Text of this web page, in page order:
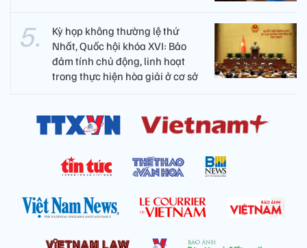
Kỳ họp không thường lệ thứ
Nhất, Quốc hội khóa XVI: Bảo
đảm tính chủ động, linh hoạt
trong thực hiện hòa giải ở cơ sở